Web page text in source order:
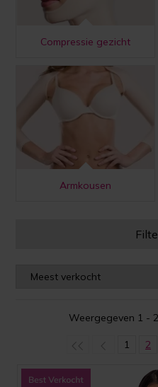
Compressie gezicht
Armkousen
Weergegeven 1 -
1 2